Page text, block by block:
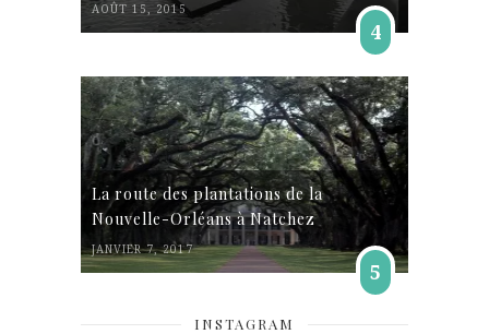
AOÛT 15, 2015
4
La route des plantations de la
Nouvelle-Orléans à Natchez
JANVIER 7, 2017
5
INSTAGRAM